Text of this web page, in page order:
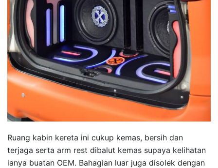
Ruang kabin kereta ini cukup kemas, bersih dan
terjaga serta arm rest dibalut kemas supaya kelihatan
ianya buatan OEM. Bahagian luar juga disolek dengan